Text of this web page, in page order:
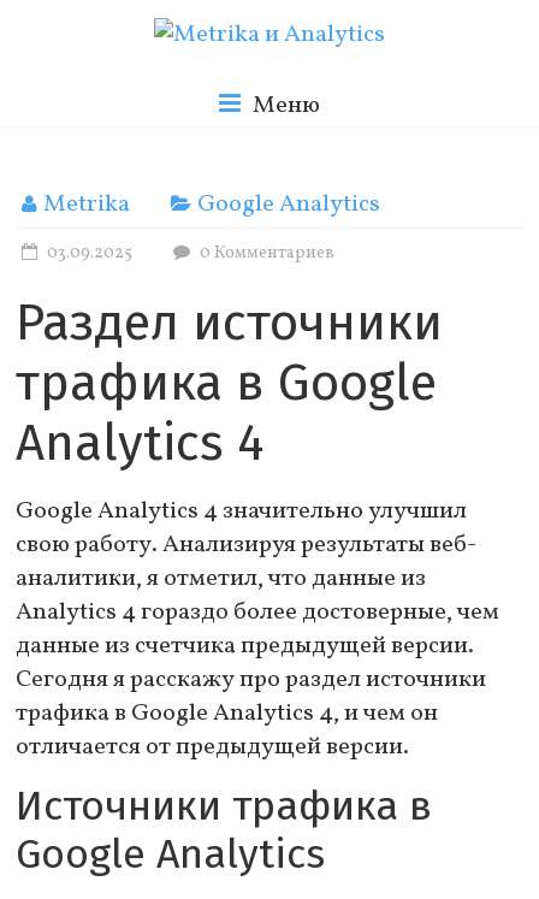
Metrika
и
Analytics
Блог
о
веб
аналитике
Меню
Metrika Google Analytics
03.09.2025 0 Комментариев
Раздел источники
трафика в Google
Analytics 4
Google Analytics 4 значительно улучшил
свою работу. Анализируя результаты веб-
аналитики, я отметил, что данные из
Analytics 4 гораздо более достоверные, чем
данные из счетчика предыдущей версии.
Сегодня я расскажу про раздел источники
трафика в Google Analytics 4, и чем он
отличается от предыдущей версии.
Источники трафика в
Google Analytics